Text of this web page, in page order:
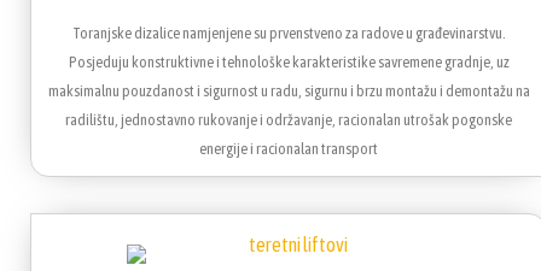
Toranjske dizalice namjenjene su prvenstveno za radove u građevinarstvu.
Posjeduju konstruktivne i tehnološke karakteristike savremene gradnje, uz
maksimalnu pouzdanost i sigurnost u radu, sigurnu i brzu montažu i demontažu na
radilištu, jednostavno rukovanje i održavanje, racionalan utrošak pogonske
energije i racionalan transport